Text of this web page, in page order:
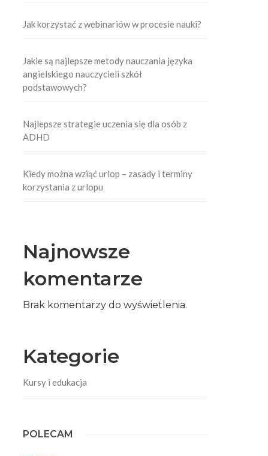
Jak korzystać z webinariów w procesie nauki?
Jakie są najlepsze metody nauczania języka
angielskiego nauczycieli szkół
podstawowych?
Najlepsze strategie uczenia się dla osób z
ADHD
Kiedy można wziąć urlop – zasady i terminy
korzystania z urlopu
Najnowsze
komentarze
Brak komentarzy do wyświetlenia.
Kategorie
Kursy i edukacja
POLECAM